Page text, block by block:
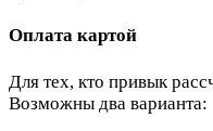
Оплата картой
Для тех, кто привык
Возможны два варианта: